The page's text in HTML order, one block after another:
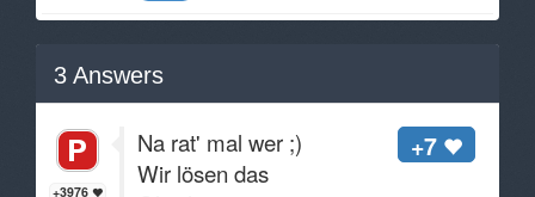
3 Answers
+3976
+7
Na rat' mal wer ;)
Wir lösen das